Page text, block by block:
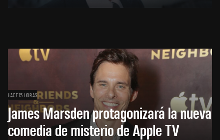
HACE 15 HORAS
James Marsden protagonizará la nueva
comedia de misterio de Apple TV